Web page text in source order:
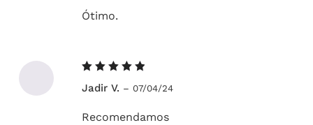
Ótimo.
5de 5
Jadir V. – 07/04/24
Recomendamos